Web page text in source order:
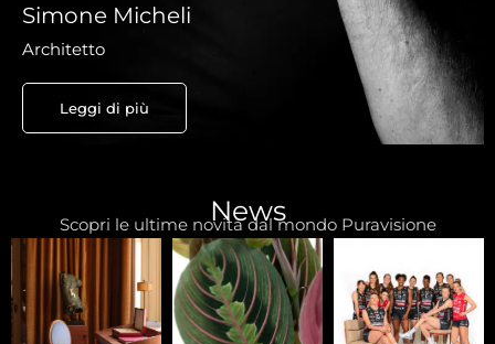
Simone Micheli
Architetto
Leggi di più
News
Scopri le ultime novità dal mondo Puravisione